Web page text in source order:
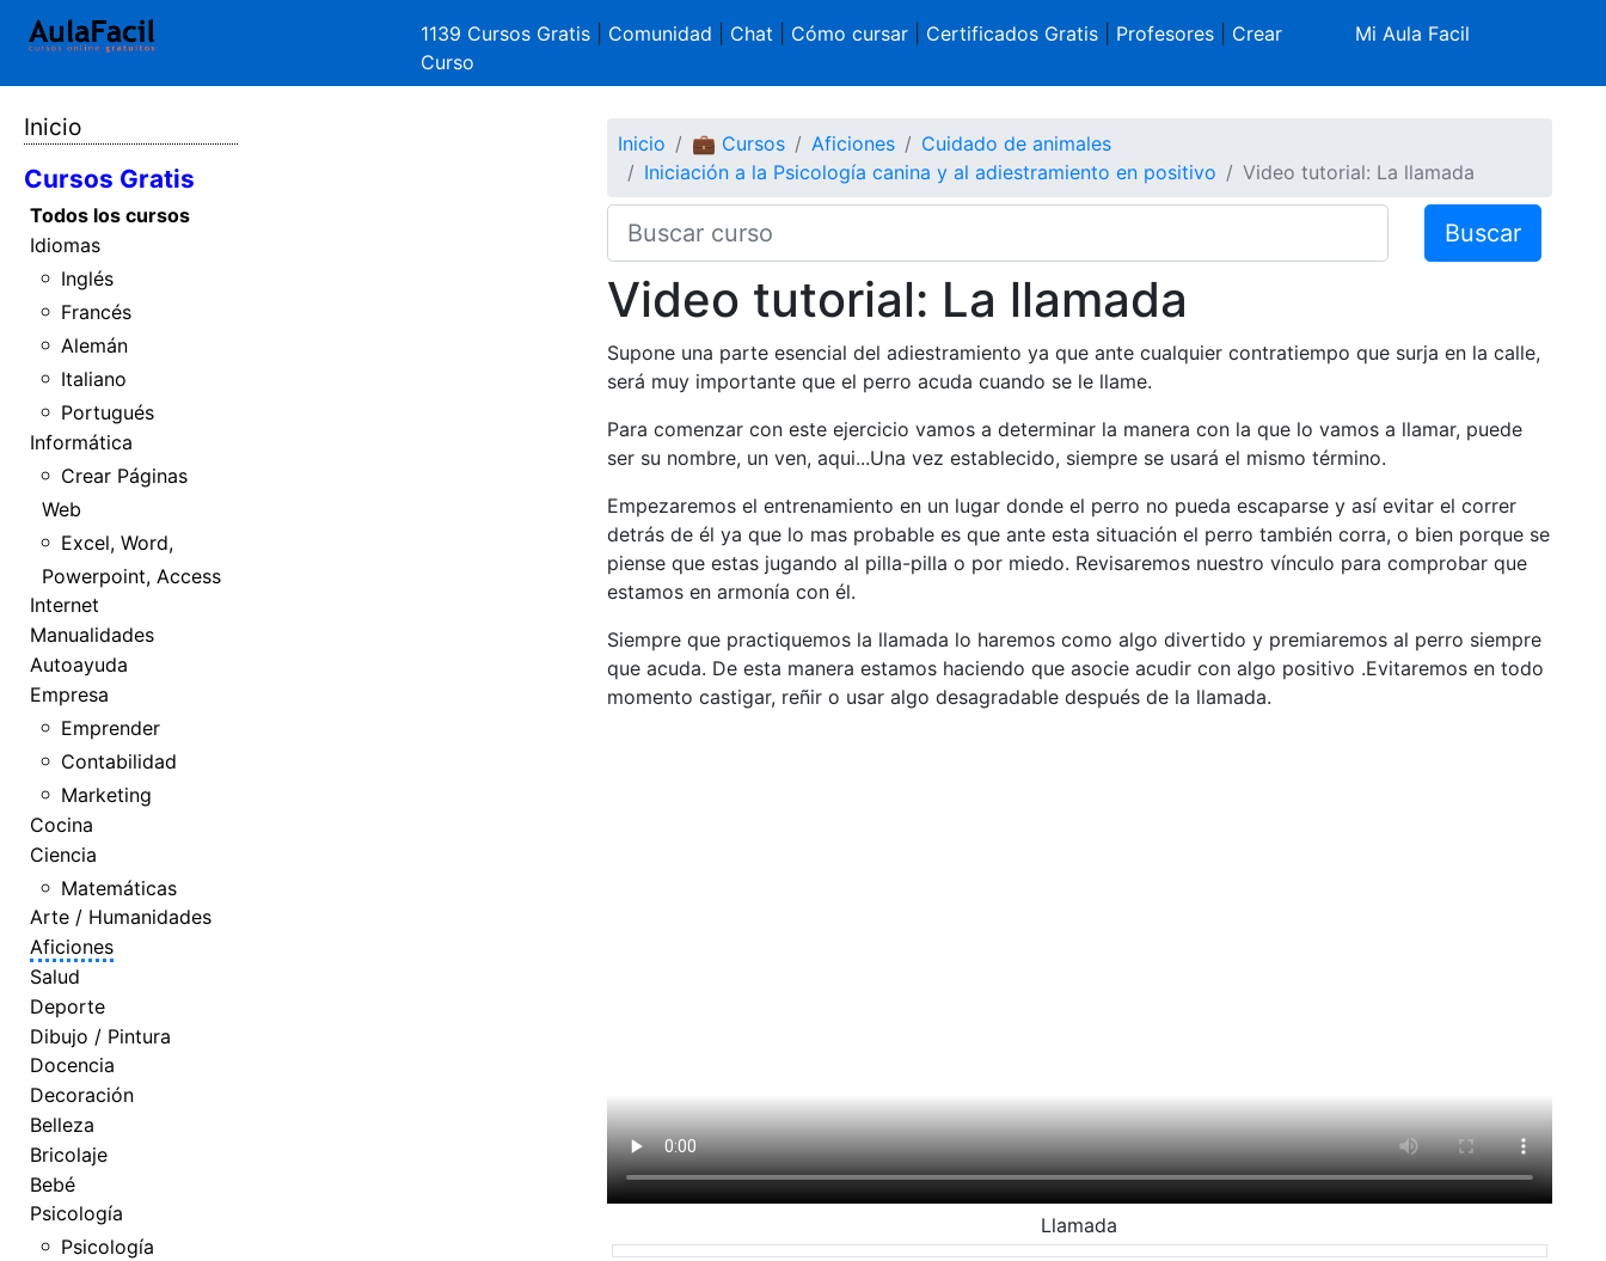
1139 Cursos Gratis Comunidad Chat Cómo cursar| Certificados Gratis| Profesores| Crear
Curso
Mi Aula Facil
Inicio
Cursos Gratis
Todos los cursos
Idiomas
Inglés
Francés
Alemán
Italiano
Portugués
Informática
Crear Páginas
Web
Excel, Word,
Powerpoint, Access
Internet
Manualidades
Autoayuda
Empresa
Emprender
Contabilidad
Marketing
Cocina
Ciencia
Matemáticas
Arte / Humanidades
Aficiones
Salud
Deporte
Dibujo / Pintura
Docencia
Decoración
Belleza
Bricolaje
Bebé
Psicología
Psicología
Inicio 💼 Cursos Aficiones
Cuidado de animales
Iniciación a la Psicología canina y al adiestramiento en positivo
Video tutorial: La llamada
Buscar
Video tutorial: La llamada
Supone una parte esencial del adiestramiento ya que ante cualquier contratiempo que surja en la calle,
será muy importante que el perro acuda cuando se le llame.
Para comenzar con este ejercicio vamos a determinar la manera con la que lo vamos a llamar, puede
ser su nombre, un ven, aqui...Una vez establecido, siempre se usará el mismo término.
Empezaremos el entrenamiento en un lugar donde el perro no pueda escaparse y así evitar el correr
detrás de él ya que lo mas probable es que ante esta situación el perro también corra, o bien porque se
piense que estas jugando al pilla-pilla o por miedo. Revisaremos nuestro vínculo para comprobar que
estamos en armonía con él.
Siempre que practiquemos la llamada lo haremos como algo divertido y premiaremos al perro siempre
que acuda. De esta manera estamos haciendo que asocie acudir con algo positivo .Evitaremos en todo
momento castigar, reñir o usar algo desagradable después de la llamada.
Llamada